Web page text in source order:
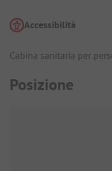
Accessibilità
Cabina sanitaria per
Posizione